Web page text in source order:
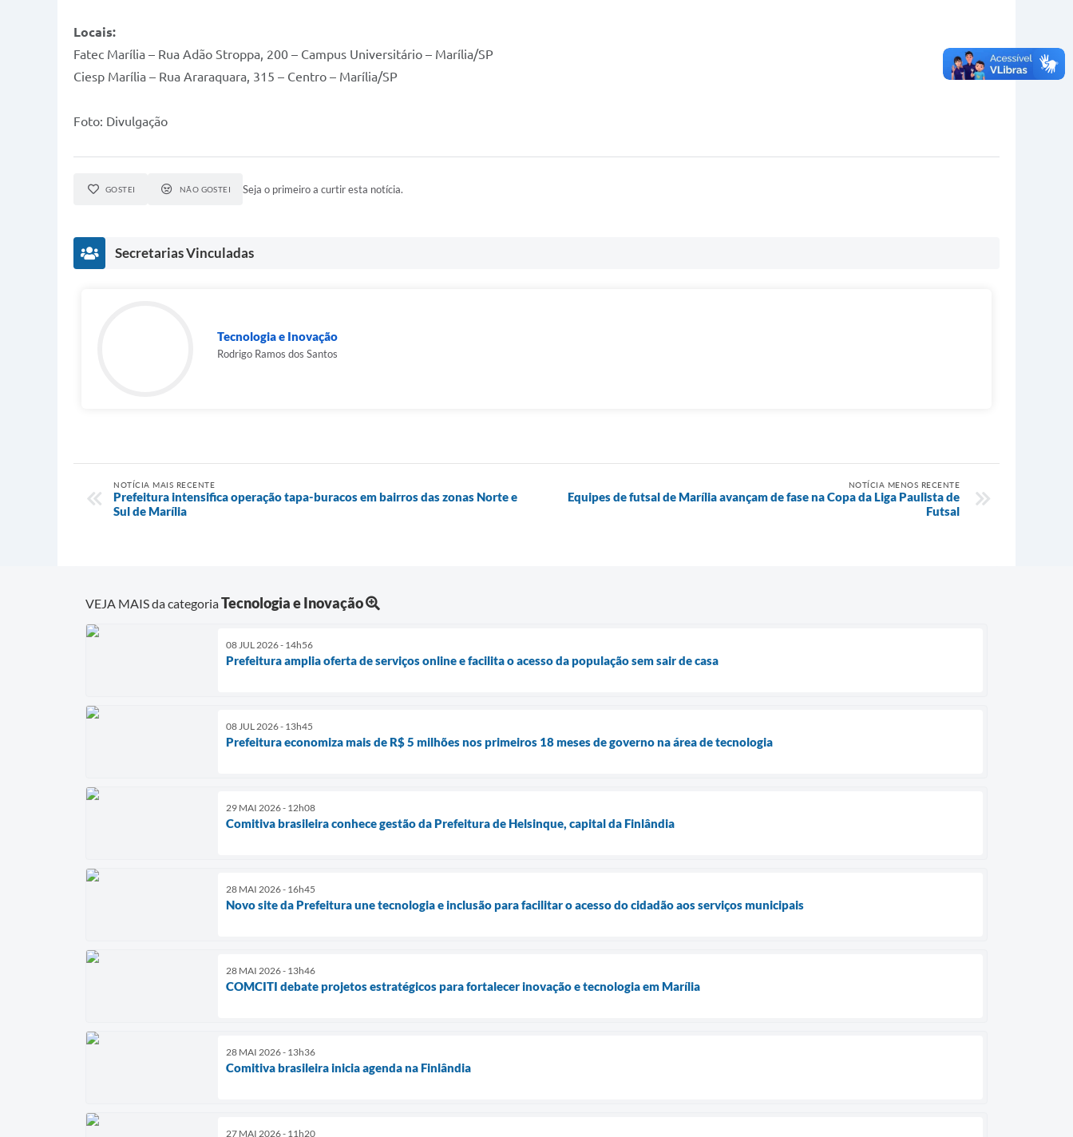
Locais:
Fatec Marília – Rua Adão Stroppa, 200 – Campus Universitário – Marília/SP
Ciesp Marília – Rua Araraquara, 315 – Centro – Marília/SP
Foto: Divulgação
GOSTEI NÃO GOSTEI Seja o primeiro a curtir esta notícia.
Secretarias Vinculadas
Tecnologia e Inovação
Rodrigo Ramos dos Santos
NOTÍCIA MAIS RECENTE
Prefeitura intensifica operação tapa-buracos em bairros das zonas Norte e
Sul de Marília
NOTÍCIA MENOS RECENTE
Equipes de futsal de Marília avançam de fase na Copa da Liga Paulista de
Futsal
VEJA MAIS da categoriaTecnologia e Inovação
08 JUL 2026 - 14h56
Prefeitura amplia oferta de serviços online e facilita o acesso da população sem sair de casa
08 JUL 2026 - 13h45
Prefeitura economiza mais de R$ 5 milhões nos primeiros 18 meses de governo na área de tecnologia
29 MAI 2026 - 12h08
Comitiva brasileira conhece gestão da Prefeitura de Helsinque, capital da Finlândia
28 MAI 2026 - 16h45
Novo site da Prefeitura une tecnologia e inclusão para facilitar o acesso do cidadão aos serviços municipais
28 MAI 2026 - 13h46
COMCITI debate projetos estratégicos para fortalecer inovação e tecnologia em Marília
28 MAI 2026 - 13h36
Comitiva brasileira inicia agenda na Finlândia
27 MAI 2026 - 11h20